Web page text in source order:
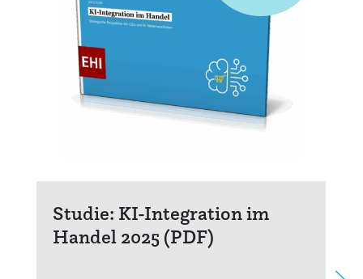
Studie: KI-Integration im
Handel 2025 (PDF)